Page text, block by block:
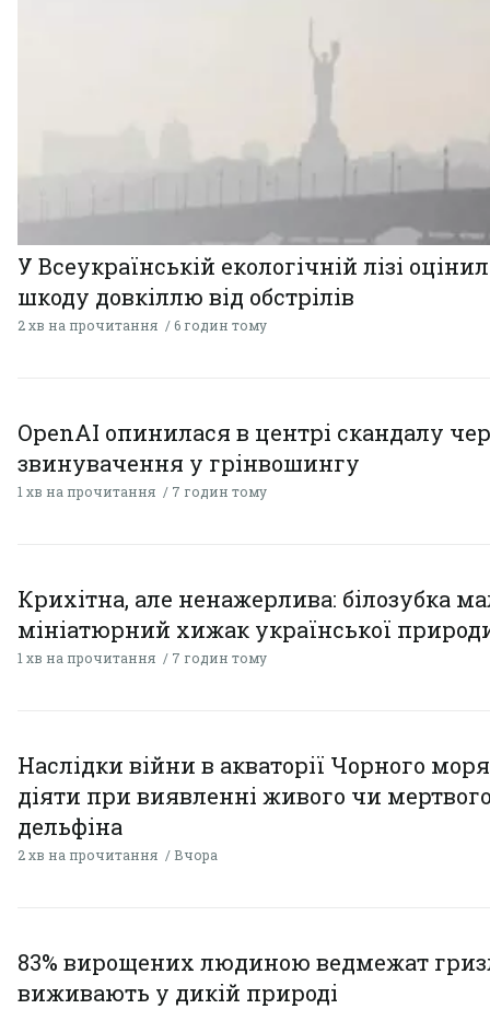
У Всеукраїнській екологічній лізі
шкоду довкіллю від обстрілів
2 хв на прочитання 6 годин тому
OpenAI опинилася в центрі скандалу
звинувачення у грінвошингу
1 хв на прочитання 7 годин тому
Крихітна, але ненажерлива: білозубка
мініатюрний хижак української
1 хв на прочитання 7 годин тому
Наслідки війни в акваторії Чорного
діяти при виявленні живого чи
дельфіна
2 хв на прочитання Вчора
83% вирощених людиною ведмежат
виживають у дикій природі